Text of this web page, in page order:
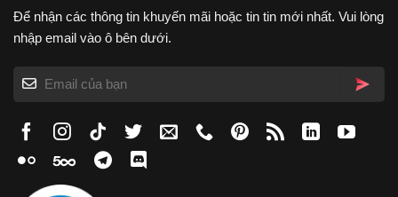
Để nhận các thông tin khuyến mãi hoặc tin tin mới nhất. Vui lòng
nhập email vào ô bên dưới.